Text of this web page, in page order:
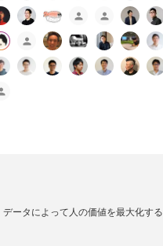
データによって人の価値を最大化する